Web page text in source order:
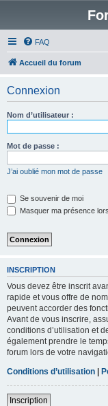
FAQ
Accueil du forum
Connexion
Nom d’utilisateur :
Mot de passe :
J’ai oublié mon mot de passe
Se souvenir de moi
Masquer ma présence
INSCRIPTION
Vous devez être inscrit
rapide et vous offre de
peuvent accorder des
Avant de vous inscrire,
conditions d’utilisation et
également prendre le
forum lors de votre
Conditions d’utilisation |
Inscription